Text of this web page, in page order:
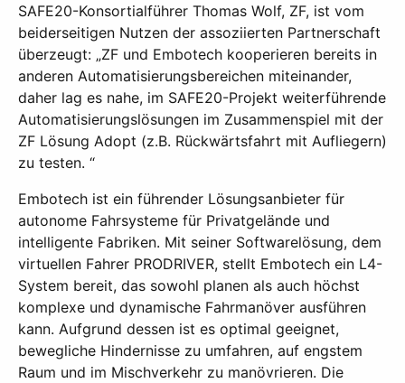
SAFE20-Konsortialführer Thomas Wolf, ZF, ist vom
beiderseitigen Nutzen der assoziierten Partnerschaft
überzeugt: „ZF und Embotech kooperieren bereits in
anderen Automatisierungsbereichen miteinander,
daher lag es nahe, im SAFE20-Projekt weiterführende
Automatisierungslösungen im Zusammenspiel mit der
ZF Lösung Adopt (z.B. Rückwärtsfahrt mit Aufliegern)
zu testen. “
Embotech ist ein führender Lösungsanbieter für
autonome Fahrsysteme für Privatgelände und
intelligente Fabriken. Mit seiner Softwarelösung, dem
virtuellen Fahrer PRODRIVER, stellt Embotech ein L4-
System bereit, das sowohl planen als auch höchst
komplexe und dynamische Fahrmanöver ausführen
kann. Aufgrund dessen ist es optimal geeignet,
bewegliche Hindernisse zu umfahren, auf engstem
Raum und im Mischverkehr zu manövrieren. Die